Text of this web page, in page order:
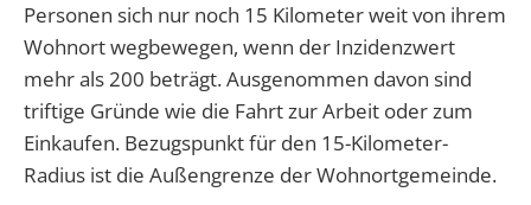
Personen sich nur noch 15 Kilometer weit von ihrem
Wohnort wegbewegen, wenn der Inzidenzwert
mehr als 200 beträgt. Ausgenommen davon sind
triftige Gründe wie die Fahrt zur Arbeit oder zum
Einkaufen. Bezugspunkt für den 15-Kilometer-
Radius ist die Außengrenze der Wohnortgemeinde.